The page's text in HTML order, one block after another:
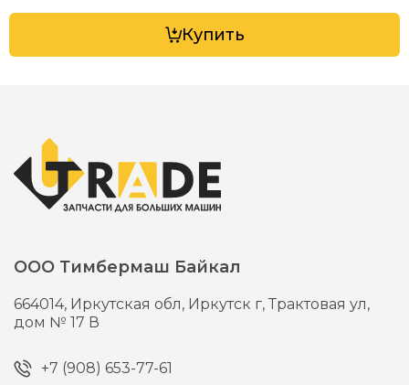
Купить
ООО Тимбермаш Байкал
664014, Иркутская обл, Иркутск г,Трактовая ул,
дом № 17 В
+7 (908) 653-77-61